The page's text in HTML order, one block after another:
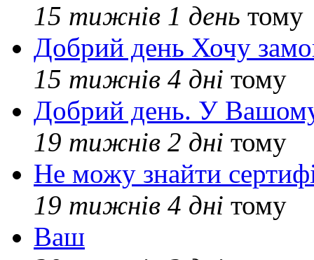
15 тижнів 1 день тому
Добрий день Хочу
15 тижнів 4 дні тому
Добрий день. У Вашому
19 тижнів 2 дні тому
Не можу знайти
19 тижнів 4 дні тому
Ваш